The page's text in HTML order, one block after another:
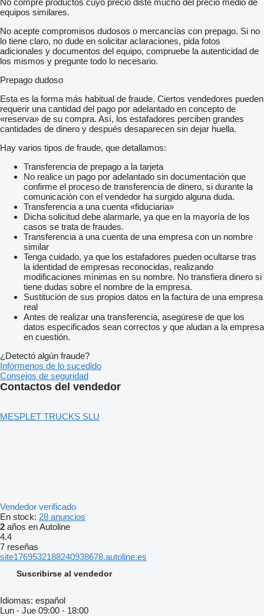
equipos similares.
No acepte compromisos dudosos o mercancías con prepago. Si no
lo tiene claro, no dude en solicitar aclaraciones, pida fotos
adicionales y documentos del equipo, compruebe la autenticidad de
los mismos y pregunte todo lo necesario.
Prepago dudoso
Esta es la forma más habitual de fraude. Ciertos vendedores pueden
requerir una cantidad del pago por adelantado en concepto de
«reserva» de su compra. Así, los estafadores perciben grandes
cantidades de dinero y después desaparecen sin dejar huella.
Hay varios tipos de fraude, que detallamos:
Transferencia de prepago a la tarjeta
No realice un pago por adelantado sin documentación que
confirme el proceso de transferencia de dinero, si durante la
comunicación con el vendedor ha surgido alguna duda.
Transferencia a una cuenta «fiduciaria»
Dicha solicitud debe alarmarle, ya que en la mayoría de los
casos se trata de fraudes.
Transferencia a una cuenta de una empresa con un nombre
similar
Tenga cuidado, ya que los estafadores pueden ocultarse tras
la identidad de empresas reconocidas, realizando
modificaciones mínimas en su nombre. No transfiera dinero si
tiene dudas sobre el nombre de la empresa.
Sustitución de sus propios datos en la factura de una empresa
real
Antes de realizar una transferencia, asegúrese de que los
datos especificados sean correctos y que aludan a la empresa
en cuestión.
¿Detectó algún fraude?
Infórmenos de lo sucedido
Consejos de seguridad
Contactos del vendedor
MESPLET TRUCKS SLU
Vendedor verificado
En stock: 28 anuncios
2 años en Autoline
4.4
7 reseñas
site1769532188240938678.autoline.es
Suscribirse al vendedor
Idiomas: español
Lun - Jue 09:00 - 18:00